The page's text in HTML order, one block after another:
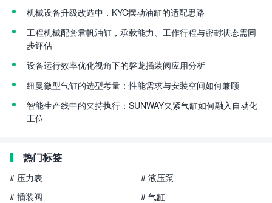
机械设备升级改造中，KYC摆动油缸的适配思路
工程机械配套君帆油缸，承载能力、工作行程与密封状态需同
步评估
设备运行效率优化视角下的磐龙插装阀应用分析
纽曼微型气缸的选型考量：性能需求与安装空间如何兼顾
智能生产线中的夹持执行：SUNWAY夹紧气缸如何融入自动化
工位
热门标签
# 压力表
# 液压泵
# 插装阀
# 气缸